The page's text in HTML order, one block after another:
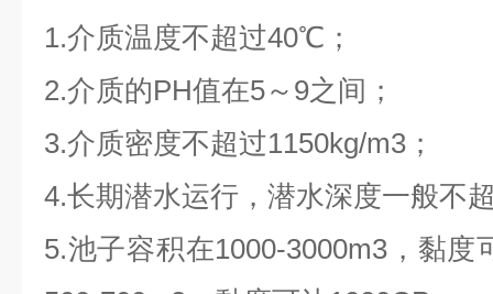
1.介质温度不超过40℃；
2.介质的PH值在5～ 9之间；
3.介质密度不超过1150kg/m3 ；
4.长期潜水运行，潜水深度一般不
5.池子容积在1000-3000m3 ，黏度